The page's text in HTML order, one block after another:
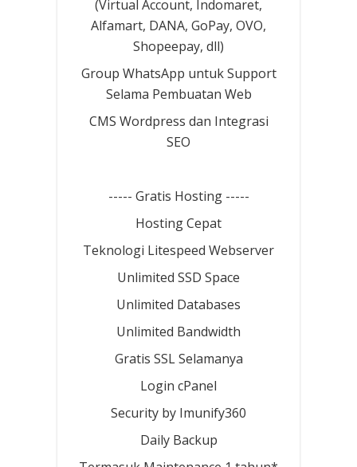
(Virtual Account, Indomaret,
Alfamart, DANA, GoPay, OVO,
Shopeepay, dll)
Group WhatsApp untuk Support
Selama Pembuatan Web
CMS Wordpress dan Integrasi
SEO
----- Gratis Hosting -----
Hosting Cepat
Teknologi Litespeed Webserver
Unlimited SSD Space
Unlimited Databases
Unlimited Bandwidth
Gratis SSL Selamanya
Login cPanel
Security by Imunify360
Daily Backup